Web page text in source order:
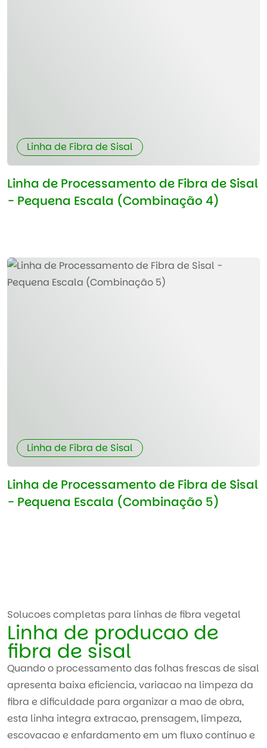
Linha de Fibra de Sisal
Linha de Processamento de Fibra de Sisal
- Pequena Escala (Combinação 4)
Linha de Fibra de Sisal
Linha de Processamento de Fibra de Sisal
- Pequena Escala (Combinação 5)
Solucoes completas para linhas de fibra vegetal
Linha de producao de
fibra de sisal
Quando o processamento das folhas frescas de sisal
apresenta baixa eficiencia, variacao na limpeza da
fibra e dificuldade para organizar a mao de obra,
esta linha integra extracao, prensagem, limpeza,
escovacao e enfardamento em um fluxo continuo e